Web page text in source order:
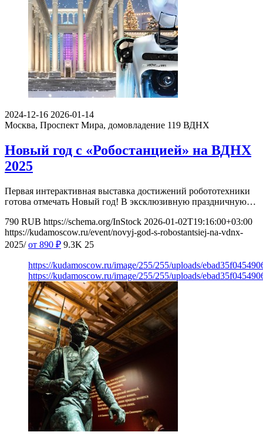
2024-12-16 2026-01-14
Москва, Проспект Мира, домовладение 119 ВДНХ
Новый год с «Робостанцией» на ВДНХ
2025
Первая интерактивная выставка достижений робототехники
готова отмечать Новый год! В эксклюзивную праздничную…
790 RUB https://schema.org/InStock 2026-01-02T19:16:00+03:00
https://kudamoscow.ru/event/novyj-god-s-robostantsiej-na-vdnx-
2025/ от 890 ₽ 9.3K 25
https://kudamoscow.ru/image/255/255/uploads/
https://kudamoscow.ru/image/255/255/uploads/